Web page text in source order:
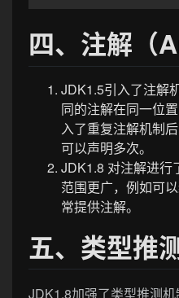
四、注解（
JDK1.5引入了注解
同的注解在同一位
入了重复注解机制
可以声明多次。
JDK1.8 对注解进行
范围更广，例如可
常提供注解。
五、类型推
JDK1.8加强了类型推测